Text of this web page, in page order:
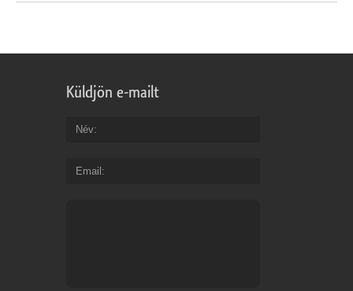
Küldjön e-mailt
Név
Email